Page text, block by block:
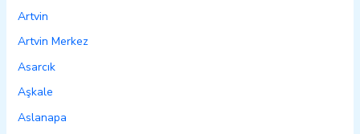
Artvin
Artvin Merkez
Asarcık
Aşkale
Aslanapa